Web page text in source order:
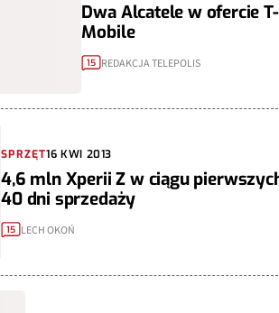
Dwa Alcatele w ofercie T-
Mobile
15 REDAKCJA TELEPOLIS
SPRZĘT16 KWI 2013
4,6 mln Xperii Z w ciągu
40 dni sprzedaży
15 LECH OKOŃ